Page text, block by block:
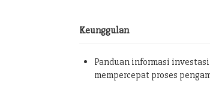
Keunggulan
Panduan informasi
mempercepat proses